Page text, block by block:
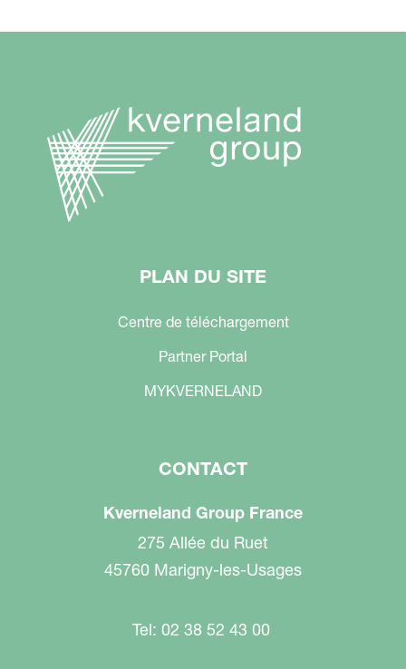
PLAN DU SITE
Centre de téléchargement
Partner Portal
MYKVERNELAND
CONTACT
Kverneland Group France
275 Allée du Ruet
45760 Marigny-les-Usages
Tel: 02 38 52 43 00